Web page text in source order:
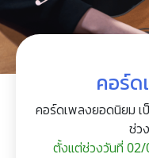
คอร์ด
คอร์ดเพลงยอดนิยม เ
ช่ว
ตั้งแต่ช่วงวันที่